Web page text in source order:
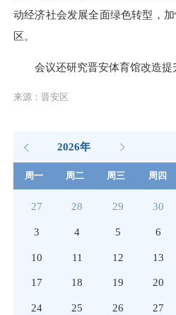
动经济社会发展全面绿色转型，
区。
会议还研究晋安体育馆改造提
来源：晋安区
2026年
周一 周二 周三 周四
27 28 29 30
3 4 5 6
10 11 12 13
17 18 19 20
24 25 26 27